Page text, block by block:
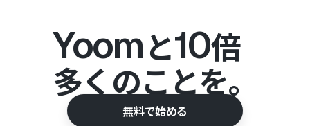
Yoomと10倍
多くのことを。
無料で始める